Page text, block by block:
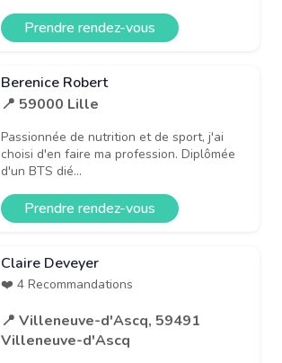
Prendre rendez-vous
Berenice Robert
📍 59000 Lille
Passionnée de nutrition et de sport, j'ai
choisi d'en faire ma profession. Diplômée
d'un BTS dié...
Prendre rendez-vous
Claire Deveyer
❤️ 4 Recommandations
📍 Villeneuve-d'Ascq, 59491
Villeneuve-d'Ascq